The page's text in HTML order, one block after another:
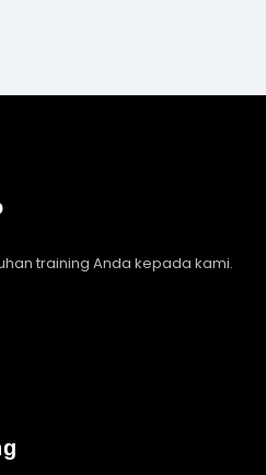
training Anda kepada kami.